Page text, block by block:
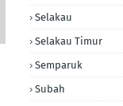
Selakau
Selakau Timur
Semparuk
Subah